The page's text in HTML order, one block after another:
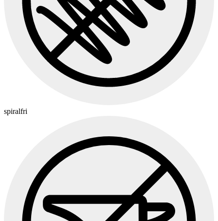
spiralfri